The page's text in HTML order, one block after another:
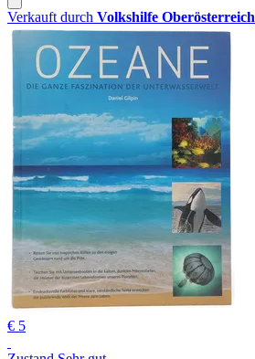
Verkauft durch Volkshilfe Oberösterreich
€ 5